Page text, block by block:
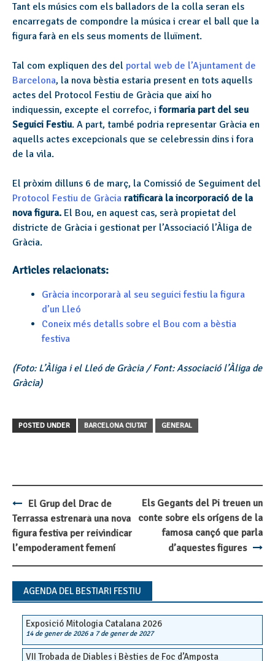
Tant els músics com els balladors de la colla seran els
encarregats de compondre la música i crear el ball que la
figura farà en els seus moments de lluïment.
Tal com expliquen des del portal web de l’Ajuntament de
Barcelona, la nova bèstia estaria present en tots aquells
actes del Protocol Festiu de Gràcia que així ho
indiquessin, excepte el correfoc, iformaria part del seu
Seguici Festiu. A part, també podria representar Gràcia en
aquells actes excepcionals que se celebressin dins i fora
de la vila.
El pròxim dilluns 6 de març, la Comissió de Seguiment del
Protocol Festiu de Gràcia ratificarà la incorporació de la
nova figura. El Bou, en aquest cas, serà propietat del
districte de Gràcia i gestionat per l’Associació l’Àliga de
Gràcia.
Articles relacionats:
Gràcia incorporarà al seu seguici festiu la figura
d’un Lleó
Coneix més detalls sobre el Bou com a bèstia
festiva
(Foto: L’Àliga i el Lleó de Gràcia / Font: Associació l’Àliga de
Gràcia)
POSTED UNDER BARCELONA CIUTAT GENERAL
Post
navigation
El Grup del Drac de
Terrassa estrenarà una nova
figura festiva per reivindicar
l’empoderament femení
Els Gegants del Pi treuen un
conte sobre els orígens de la
famosa cançó que parla
d’aquestes figures
AGENDA DEL BESTIARI FESTIU
Exposició Mitologia Catalana 2026
14 de gener de 2026a 7 de gener de 2027
VII Trobada de Diables i Bèsties de Foc d’Amposta